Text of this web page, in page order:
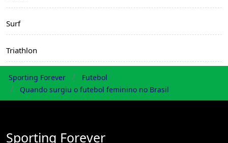
Surf
Triathlon
Sporting Forever
Futebol
Quando surgiu o futebol feminino no Brasil
Sporting Forever